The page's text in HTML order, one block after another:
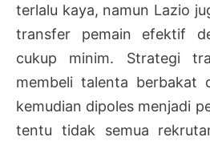
terlalu kaya, namun Lazio
transfer pemain efektif
cukup minim. Strategi
membeli talenta berbakat
kemudian dipoles menjadi
tentu tidak semua